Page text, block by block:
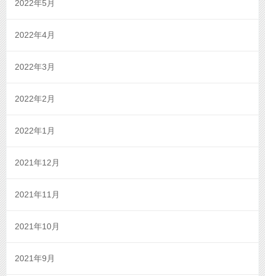
2022年5月
2022年4月
2022年3月
2022年2月
2022年1月
2021年12月
2021年11月
2021年10月
2021年9月